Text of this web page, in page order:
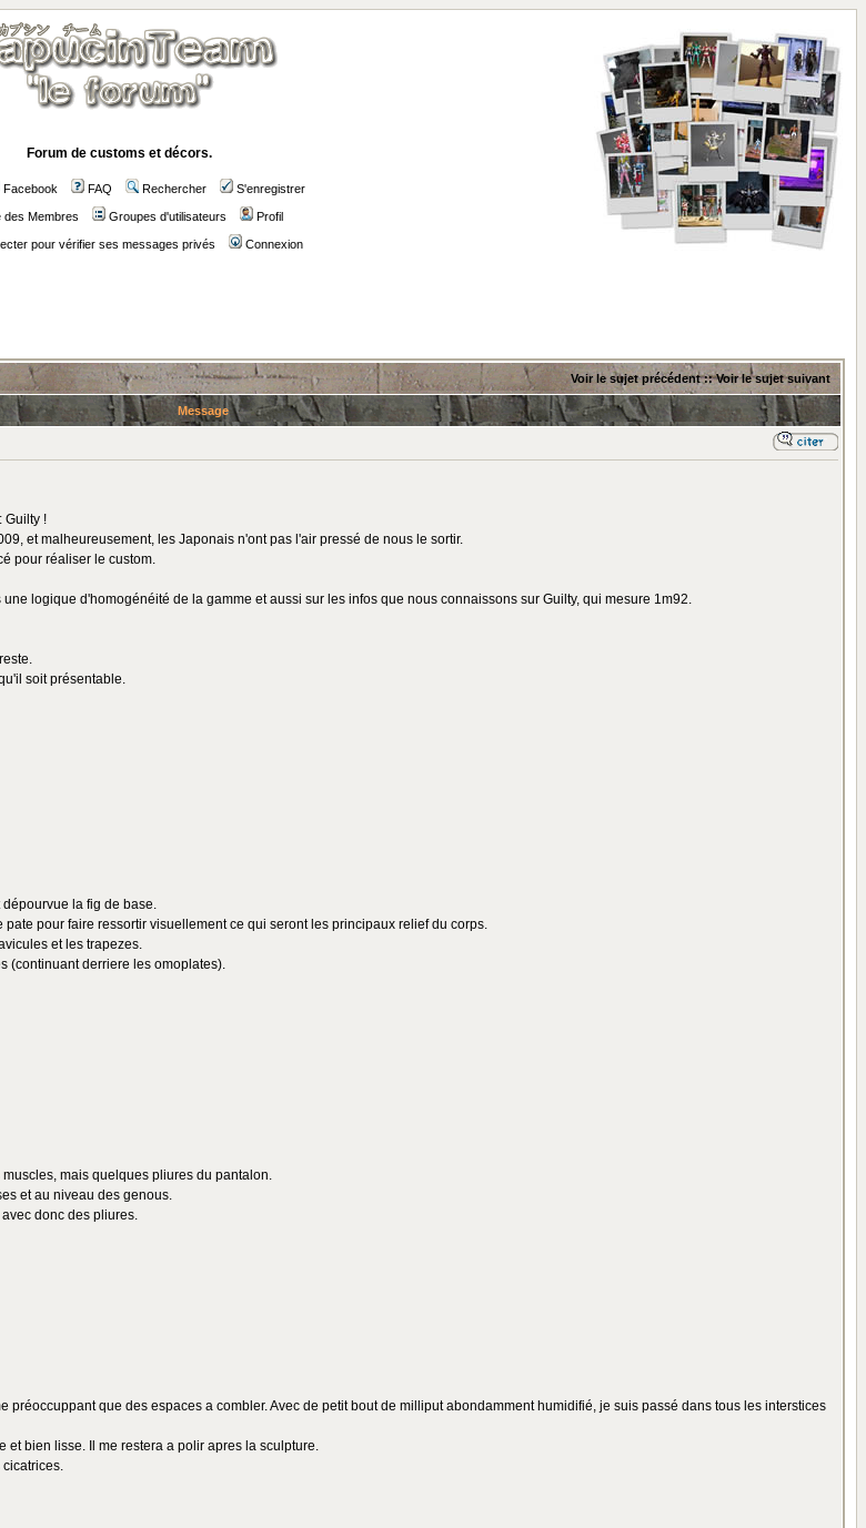
Forum de customs et décors.
Facebook FAQ Rechercher S'enregistrer
des Membres Groupes d'utilisateurs Profil
pour vérifier ses messages privés Connexion
Voir le sujet précédent::Voir le sujet suivant
Message
Guilty !
et malheureusement, les Japonais n'ont pas l'air pressé de nous le sortir.
pour réaliser le custom.
logique d'homogénéité de la gamme et aussi sur les infos que nous connaissons sur Guilty, qui mesure 1m92.
soit présentable.
la fig de base.
pour faire ressortir visuellement ce qui seront les principaux relief du corps.
et les trapezes.
(continuant derriere les omoplates).
mais quelques pliures du pantalon.
et au niveau des genous.
donc des pliures.
que des espaces a combler. Avec de petit bout de milliput abondamment humidifié, je suis passé dans tous les interstices
bien lisse. Il me restera a polir apres la sculpture.